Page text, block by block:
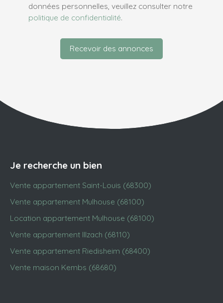
données personnelles, veuillez consulter notre
politique de confidentialité.
Recevoir des annonces
Je recherche un bien
Vente appartement Saint-Louis (68300)
Vente appartement Mulhouse (68100)
Location appartement Mulhouse (68100)
Vente appartement Illzach (68110)
Vente appartement Riedisheim (68400)
Vente maison Kembs (68680)